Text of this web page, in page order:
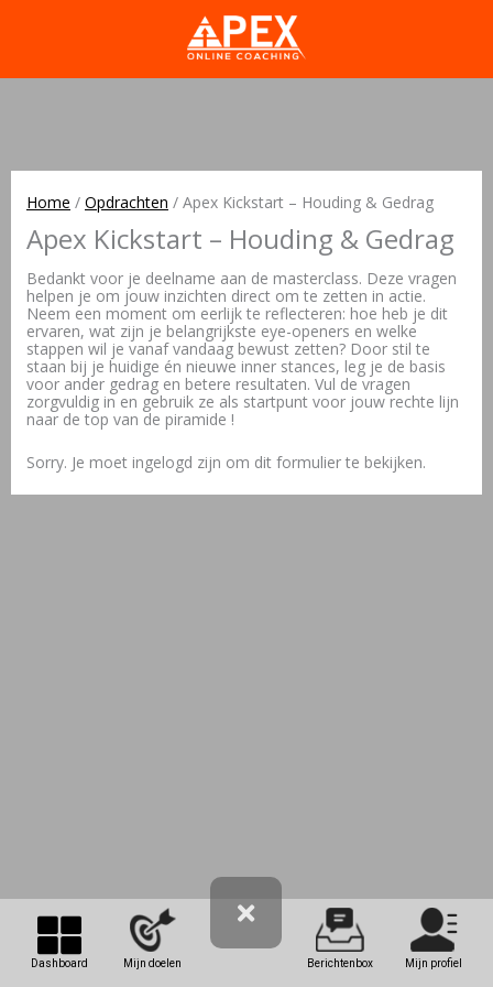
Home / Opdrachten / Apex Kickstart – Houding & Gedrag
Apex Kickstart – Houding & Gedrag
Bedankt voor je deelname aan de masterclass. Deze vragen
helpen je om jouw inzichten direct om te zetten in actie.
Neem een moment om eerlijk te reflecteren: hoe heb je dit
ervaren, wat zijn je belangrijkste eye-openers en welke
stappen wil je vanaf vandaag bewust zetten? Door stil te
staan bij je huidige én nieuwe inner stances, leg je de basis
voor ander gedrag en betere resultaten. Vul de vragen
zorgvuldig in en gebruik ze als startpunt voor jouw rechte lijn
naar de top van de piramide !
Sorry. Je moet ingelogd zijn om dit formulier te bekijken.
Dashboard Mijn doelen Berichtenbox Mijn profiel